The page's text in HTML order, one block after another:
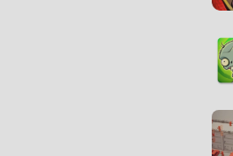
Villa atraia muitos fãs de
um mecanismo virtual
jogo foi melhorada
sensorial do usuário foi
que todos os amantes de